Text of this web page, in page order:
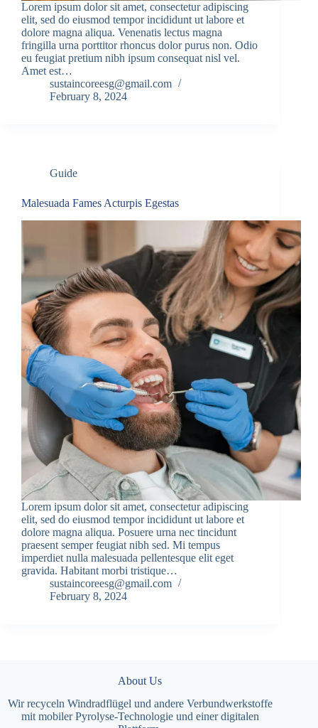
Lorem ipsum dolor sit amet, consectetur adipiscing
elit, sed do eiusmod tempor incididunt ut labore et
dolore magna aliqua. Venenatis lectus magna
fringilla urna porttitor rhoncus dolor purus non. Odio
eu feugiat pretium nibh ipsum consequat nisl vel.
Amet est…
sustaincoreesg@gmail.com
February 8, 2024
Guide
Malesuada Fames Acturpis Egestas
Lorem ipsum dolor sit amet, consectetur adipiscing
elit, sed do eiusmod tempor incididunt ut labore et
dolore magna aliqua. Posuere urna nec tincidunt
praesent semper feugiat nibh sed. Mi tempus
imperdiet nulla malesuada pellentesque elit eget
gravida. Habitant morbi tristique…
sustaincoreesg@gmail.com
February 8, 2024
About Us
Wir recyceln Windradflügel und andere Verbundwerkstoffe
mit mobiler Pyrolyse-Technologie und einer digitalen